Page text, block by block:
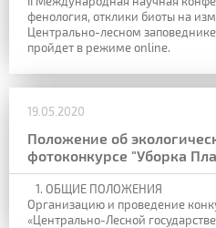
фенология, отклики биоты на
Центрально-лесном
пройдет в режиме online.
19.05.2020
Положение об
фотоконкурсе "Уборка
ОБЩИЕ ПОЛОЖЕНИЯ
Организацию и проведение
«Центрально-Лесной